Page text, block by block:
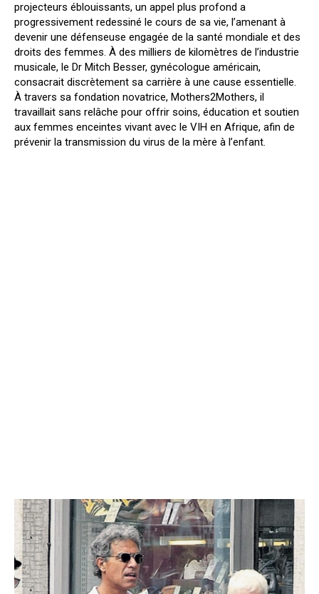
projecteurs éblouissants, un appel plus profond a
progressivement redessiné le cours de sa vie, l’amenant à
devenir une défenseuse engagée de la santé mondiale et des
droits des femmes. À des milliers de kilomètres de l’industrie
musicale, le Dr Mitch Besser, gynécologue américain,
consacrait discrètement sa carrière à une cause essentielle.
À travers sa fondation novatrice, Mothers2Mothers, il
travaillait sans relâche pour offrir soins, éducation et soutien
aux femmes enceintes vivant avec le VIH en Afrique, afin de
prévenir la transmission du virus de la mère à l’enfant.